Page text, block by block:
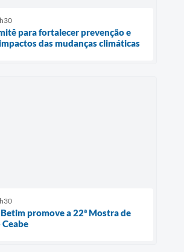
para fortalecer prevenção e
das mudanças climáticas
promove a 22ª Mostra de